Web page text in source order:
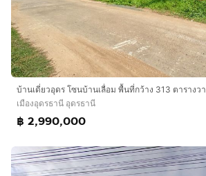
บ้านเดี่ยวอุดร โซนบ้านเลื่อม พื้นที่กว้าง 313 ตารางวา
เมืองอุดรธานี อุดรธานี
฿ 2,990,000